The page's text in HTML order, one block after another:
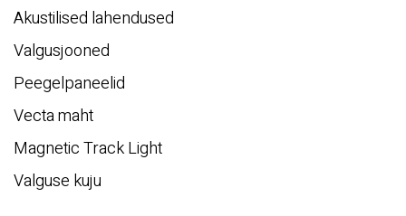
Akustilised lahendused
Valgusjooned
Peegelpaneelid
Vecta maht
Magnetic Track Light
Valguse kuju